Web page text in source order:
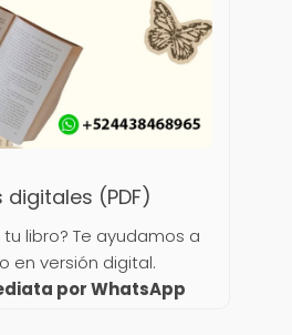
digitales (PDF)
libro? Te ayudamos a
en versión digital.
por WhatsApp